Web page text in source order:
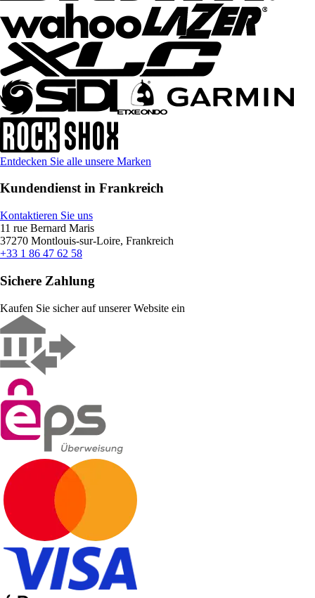
Entdecken Sie alle unsere Marken
Kundendienst in Frankreich
Kontaktieren Sie uns
11 rue Bernard Maris
37270 Montlouis-sur-Loire, Frankreich
+33 1 86 47 62 58
Sichere Zahlung
Kaufen Sie sicher auf unserer Website ein